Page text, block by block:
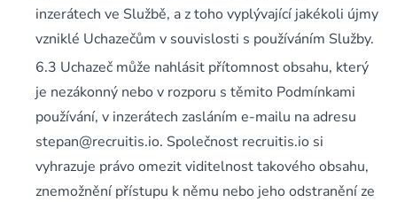
inzerátech ve Službě, a z toho vyplývající jakékoli újmy
vzniklé Uchazečům v souvislosti s používáním Služby.
Uchazeč může nahlásit přítomnost obsahu, který
je nezákonný nebo v rozporu s těmito Podmínkami
používání, v inzerátech zasláním e-mailu na adresu
stepan@recruitis.io. Společnost recruitis.io si
vyhrazuje právo omezit viditelnost takového obsahu,
znemožnění přístupu k němu nebo jeho odstranění ze